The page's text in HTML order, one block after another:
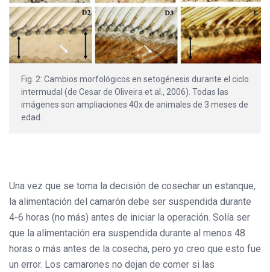
Fig. 2: Cambios morfológicos en setogénesis durante el ciclo
intermudal (de Cesar de Oliveira et al., 2006). Todas las
imágenes son ampliaciones 40x de animales de 3 meses de
edad.
Una vez que se toma la decisión de cosechar un estanque,
la alimentación del camarón debe ser suspendida durante
4-6 horas (no más) antes de iniciar la operación. Solía ser
que la alimentación era suspendida durante al menos 48
horas o más antes de la cosecha, pero yo creo que esto fue
un error. Los camarones no dejan de comer si las